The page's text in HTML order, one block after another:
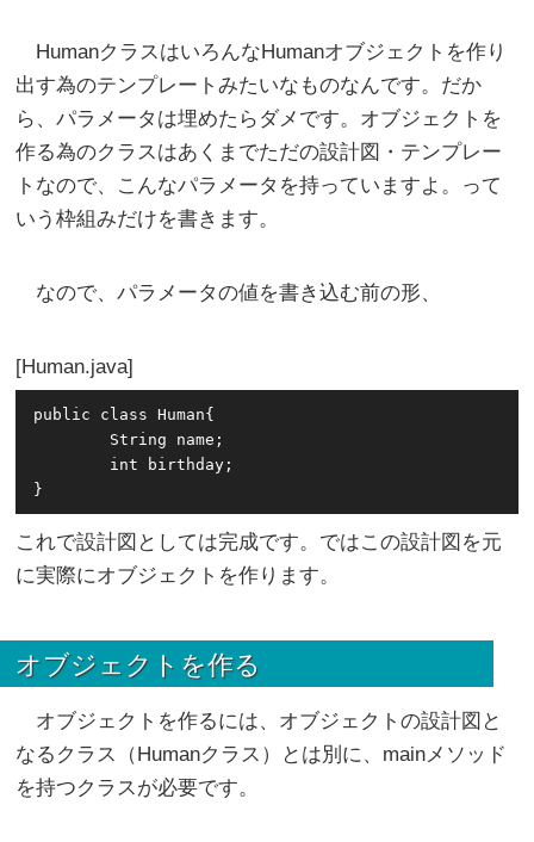
HumanクラスはいろんなHumanオブジェクトを作り
出す為のテンプレートみたいなものなんです。だか
ら、パラメータは埋めたらダメです。オブジェクトを
作る為のクラスはあくまでただの設計図・テンプレー
トなので、こんなパラメータを持っていますよ。って
いう枠組みだけを書きます。
なので、パラメータの値を書き込む前の形、
Human.java
public class Human{
        int birthday;
これで設計図としては完成です。ではこの設計図を元
に実際にオブジェクトを作ります。
オブジェクトを作る
オブジェクトを作るには、オブジェクトの設計図と
なるクラス（Humanクラス）とは別に、mainメソッド
を持つクラスが必要です。